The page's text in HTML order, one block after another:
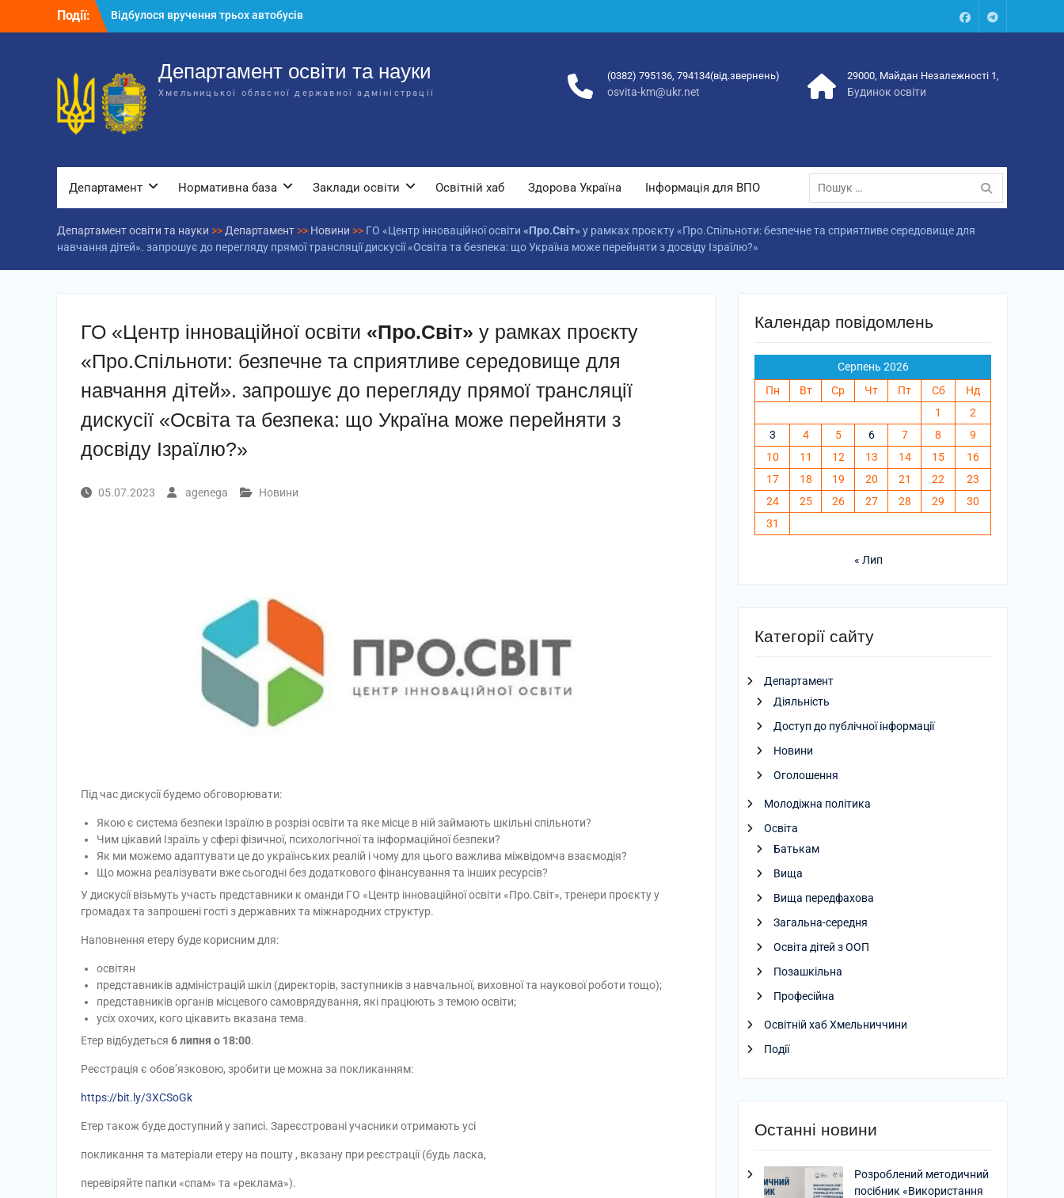
Події:
Відбулося вручення трьох автобусів
для потреб закладів освіти
Департаменту освіти та науки обласної
державної адміністрації
Відбулась обласна нарада для
відповідальних за національно-
патріотичне виховання
FacebookTalegram
Департамент освіти та науки
Хмельницької обласної державної адміністрації
(0382) 795136, 794134(від.звернень)
osvita-km@ukr.net
29000, Майдан Незалежності 1,
Будинок освіти
Департамент Нормативна база Заклади освіти Освітній хаб Здорова Україна Інформація для ВПО
Пошук:
Департамент освіти та науки >> Департамент >> Новини >> ГО «Центр інноваційної освіти «Про.Світ»у рамках проєкту «Про.Спільноти: безпечне та сприятливе середовище для
навчання дітей». запрошує до перегляду прямої трансляції дискусії «Освіта та безпека: що Україна може перейняти з досвіду Ізраїлю?»
ГО «Центр інноваційної освіти «Про.Світ» у рамках проєкту
«Про.Спільноти: безпечне та сприятливе середовище для
навчання дітей». запрошує до перегляду прямої трансляції
дискусії «Освіта та безпека: що Україна може перейняти з
досвіду Ізраїлю?»
05.07.2023 agenega Новини
Під час дискусії будемо обговорювати:
Якою є система безпеки Ізраїлю в розрізі освіти та яке місце в ній займають шкільні спільноти?
Чим цікавий Ізраїль у сфері фізичної, психологічної та інформаційної безпеки?
Як ми можемо адаптувати це до українських реалій і чому для цього важлива міжвідомча взаємодія?
Що можна реалізувати вже сьогодні без додаткового фінансування та інших ресурсів?
У дискусії візьмуть участь представники к оманди ГО «Центр інноваційної освіти «Про.Світ», тренери проєкту у
громадах та запрошені гості з державних та міжнародних структур.
Наповнення етеру буде корисним для:
освітян
представників адміністрацій шкіл (директорів, заступників з навчальної, виховної та наукової роботи тощо);
представників органів місцевого самоврядування, які працюють з темою освіти;
усіх охочих, кого цікавить вказана тема.
Етер відбудеться 6 липня о 18:00.
Реєстрація є обов’язковою, зробити це можна за покликанням:
https://bit.ly/3XCSoGk
Етер також буде доступний у записі. Зареєстровані учасники отримають усі
покликання та матеріали етеру на пошту , вказану при реєстрації (будь ласка,
перевіряйте папки «спам» та «реклама»).
Календар повідомлень
Серпень 2026
Пн
Вт Ср Чт Пт Сб
Нд
1
2
3
4 5 6 7 8
9
10
11 12 13 14 15
16
17
18 19 20 21 22
23
24
25 26 27 28 29
30
31
« Лип
Категорії сайту
Департамент
Діяльність
Доступ до публічної інформації
Новини
Оголошення
Молодіжна політика
Освіта
Батькам
Вища
Вища передфахова
Загальна-середня
Освіта дітей з ООП
Позашкільна
Професійна
Освітній хаб Хмельниччини
Події
Останні новини
Розроблений методичний
посібник «Використання